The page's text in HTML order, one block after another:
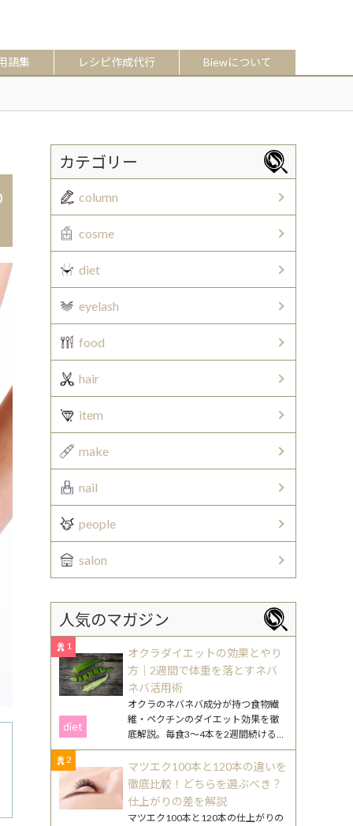
語集 レシピ作成代行 Biewについて
カテゴリー
column
cosme
diet
eyelash
food
hair
item
make
nail
people
salon
人気のマガジン
1
オクラダイエットの効果とやり
方｜2週間で体重を落とすネバ
ネバ活用術
diet
オクラのネバネバ成分が持つ食物繊
維・ペクチンのダイエット効果を徹
底解説。毎食3〜4本を2週間続けるや
り方や、効果を高める食べ合わせ・
調理のコツを紹介します。
2
マツエク100本と120本の違いを
徹底比較！どちらを選ぶべき？
仕上がりの差を解説
マツエク100本と120本の仕上がりの